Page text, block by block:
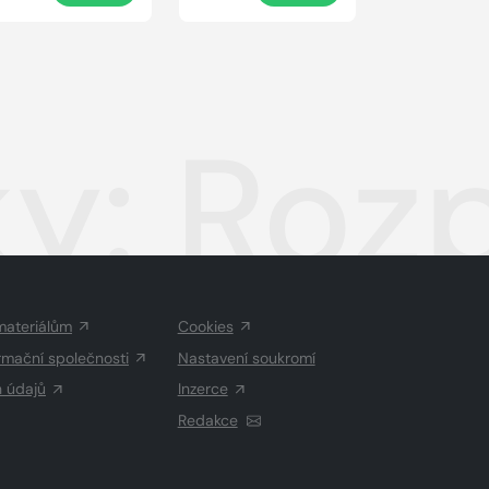
společnosti
údajů
Cookies
Nastavení soukromí
Inzerce
Redakce